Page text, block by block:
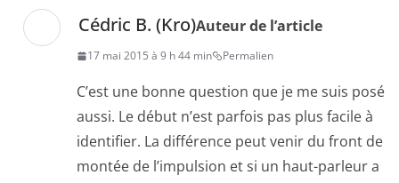
Cédric B. (Kro)Auteur de l’article
17 mai 2015 à 9 h 44 min Permalien
C’est une bonne question que je me suis posé
aussi. Le début n’est parfois pas plus facile à
identifier. La différence peut venir du front de
montée de l’impulsion et si un haut-parleur a